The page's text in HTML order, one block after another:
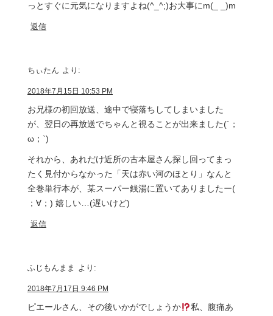
っとすぐに元気になりますよね(^_^;)お大事にm(_ _)m
返信
ちぃたん より:
2018年7月15日 10:53 PM
お兄様の初回放送、途中で寝落ちしてしまいました
が、翌日の再放送でちゃんと視ることが出来ました(´；
ω；`)
それから、あれだけ近所の古本屋さん探し回ってまっ
たく見付からなかった「天は赤い河のほとり」なんと
全巻単行本が、某スーパー銭湯に置いてありましたー(
；∀；) 嬉しい…(遅いけど)
返信
ふじもんまま より:
2018年7月17日 9:46 PM
ピエールさん、その後いかがでしょうか 私、腹痛あ